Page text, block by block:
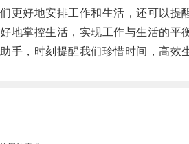
好地安排工作和生活，还可以提
掌控生活，实现工作与生活的平衡
，时刻提醒我们珍惜时间，高效生